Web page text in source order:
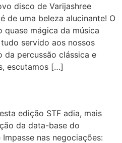
disco de Varijashree
de uma beleza alucinante! O
quase mágica da música
servido aos nossos
percussão clássica e
escutamos […]
edição STF adia, mais
da data-base do
nas negociações: